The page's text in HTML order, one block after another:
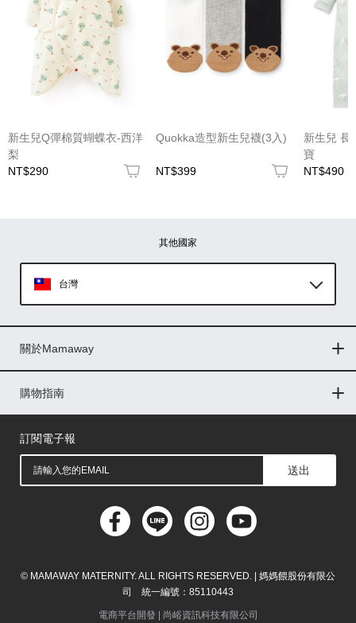
圖片上傳 圖片上傳 圖片上傳 圖片上傳
新生兒Q彈棉質蝴蝶衣-西洋
梨
NT$290
Quokka造型新生兒襪(3入)
NT$399
新生兒 長
寶
NT$490
其他國家
台灣
印尼
菲律賓
馬來西亞
關於Mamaway
門市據點
最新消息
品牌故事
人力招募
媒體花絮
隱私權聲明
CSR企業社會責任
購物指南
購物常見問題
退換貨問題
儲值金使用條款
購買儲值金
發票問題
會員權益
線上留言
吸乳器-免費體驗
訂閱電子報
送出
© MAMAWAY MATERNITY. ALL RIGHTS RESERVED. | 媽媽餵股份有限公
司 統一編號：85110443
電商平台開發 | 尚峪資訊科技有限公司